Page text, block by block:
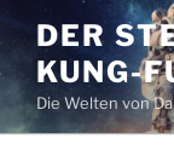
Zum
Inhalt
springen
DER
KUNG-
Die Welten von